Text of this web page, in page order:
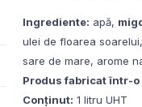
Ingrediente: apă,
ulei de floarea
sare de mare, arome
Produs fabricat într-o
Conținut: 1 litru UHT